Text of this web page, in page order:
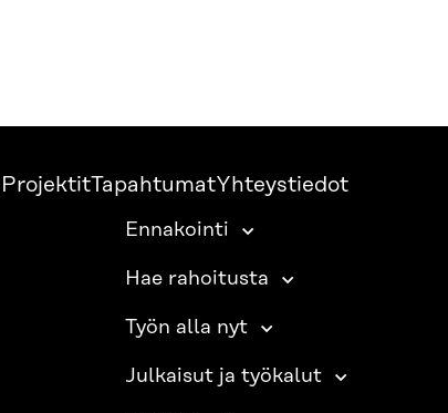
ProjektitTapahtumatYhteystiedot
Ennakointi
Hae rahoitusta
Työn alla nyt
Julkaisut ja työkalut